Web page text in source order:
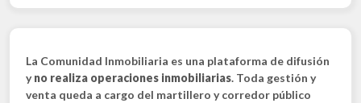
La Comunidad Inmobiliaria es una plataforma de difusión
yno realiza operaciones inmobiliarias. Toda gestión y
venta queda a cargo del martillero y corredor público